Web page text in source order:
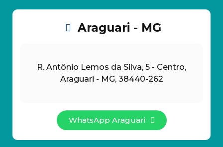
Araguari - MG
R. Antônio Lemos da Silva, 5 - Centro,
Araguari - MG, 38440-262
WhatsApp Araguari